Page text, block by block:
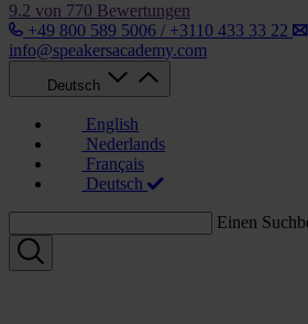
9.2 von 770 Bewertungen
+49 800 589 5006 / +3110 433 33 22
info@speakersacademy.com
Deutsch
English
Nederlands
Français
Deutsch
Einen